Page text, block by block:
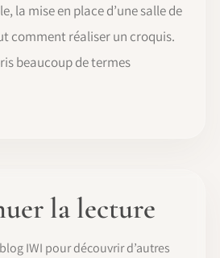
la mise en place d’une salle de
comment réaliser un croquis.
beaucoup de termes
la lecture
IWI pour découvrir d’autres